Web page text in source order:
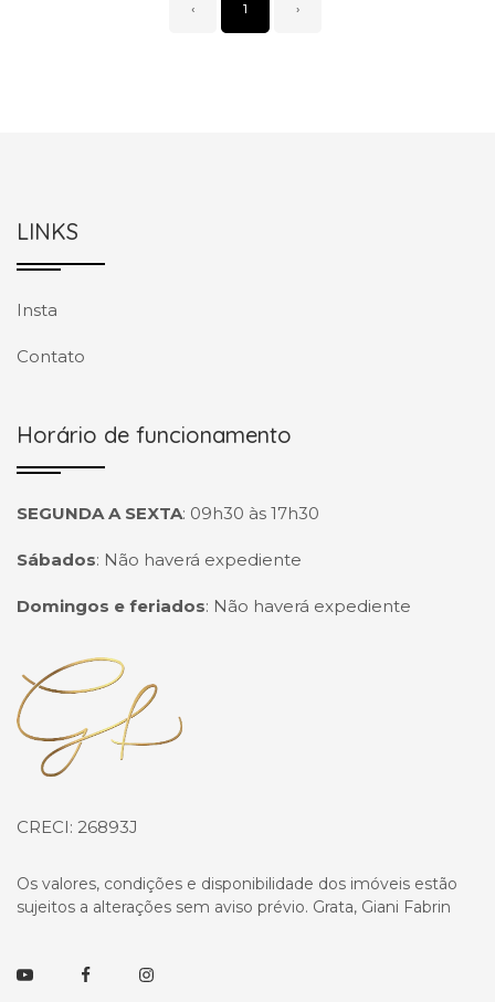
‹ 1 ›
LINKS
Insta
Contato
Horário de funcionamento
SEGUNDA A SEXTA: 09h30 às 17h30
Sábados: Não haverá expediente
Domingos e feriados: Não haverá expediente
Página inicial
CRECI: 26893J
Os valores, condições e disponibilidade dos imóveis estão
sujeitos a alterações sem aviso prévio. Grata, Giani Fabrin
YoutubeFacebookInstagram